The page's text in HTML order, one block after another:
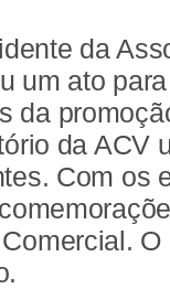
da
um ato
da
da ACV
Com os